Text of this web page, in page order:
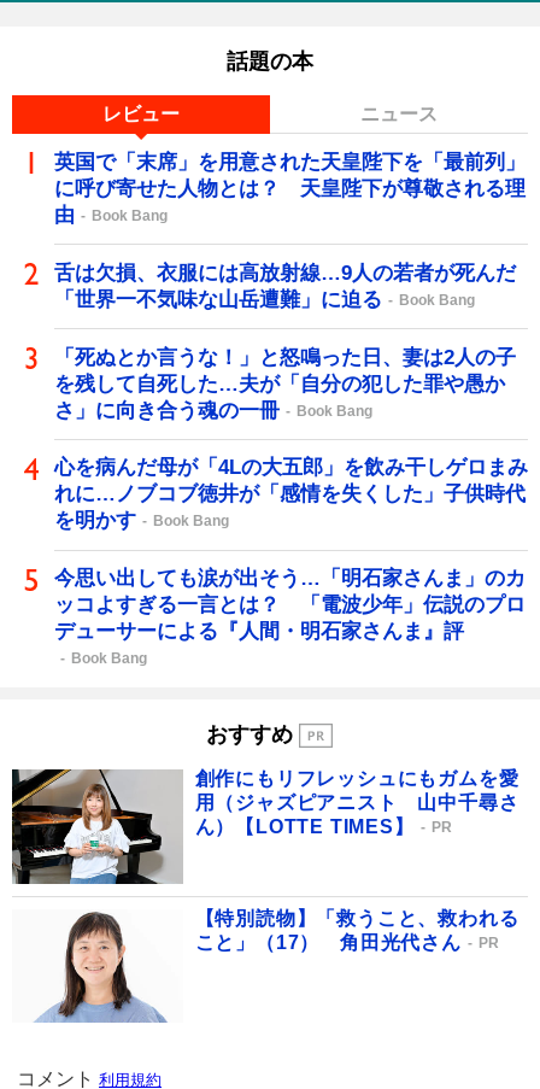
話題の本
レビュー ニュース
英国で「末席」を用意された天皇陛下を「最前列」
に呼び寄せた人物とは？ 天皇陛下が尊敬される理
由
Book Bang
舌は欠損、衣服には高放射線…9人の若者が死んだ
「世界一不気味な山岳遭難」に迫る
Book Bang
「死ぬとか言うな！」と怒鳴った日、妻は2人の子
を残して自死した…夫が「自分の犯した罪や愚か
さ」に向き合う魂の一冊
Book Bang
心を病んだ母が「4Lの大五郎」を飲み干しゲロまみ
れに…ノブコブ徳井が「感情を失くした」子供時代
を明かす
Book Bang
今思い出しても涙が出そう…「明石家さんま」のカ
ッコよすぎる一言とは？ 「電波少年」伝説のプロ
デューサーによる『人間・明石家さんま』評
Book Bang
おすすめ
創作にもリフレッシュにもガムを愛
用（ジャズピアニスト 山中千尋さ
ん）【LOTTE TIMES】
PR
【特別読物】「救うこと、救われる
こと」（17） 角田光代さん
PR